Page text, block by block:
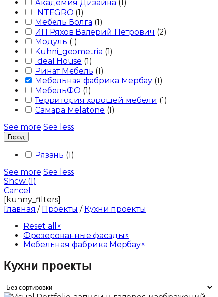
Академия Дизайна (1)
INTEGRO (1)
Мебель Волга (1)
ИП Ряхов Валерий Петрович (2)
Модуль (1)
Kuhni_geometria (1)
Ideal House (1)
Ринат Мебель (1)
Мебельная фабрика Мербау (1)
МебельФО (1)
Территория хорошей мебели (1)
Самара Melatone (1)
See more See less
Город
Рязань (1)
See more See less
Show (1)
Cancel
[kuhny_filters]
Главная / Проекты / Кухни проекты
Reset all
×
Фрезерованные фасады ×
Мебельная фабрика Мербау×
Кухни проекты